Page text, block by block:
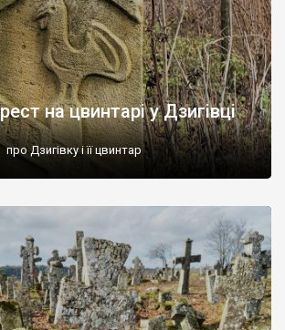
на цвинтарі у Дзигівці
Дзигівку і її цвинтар